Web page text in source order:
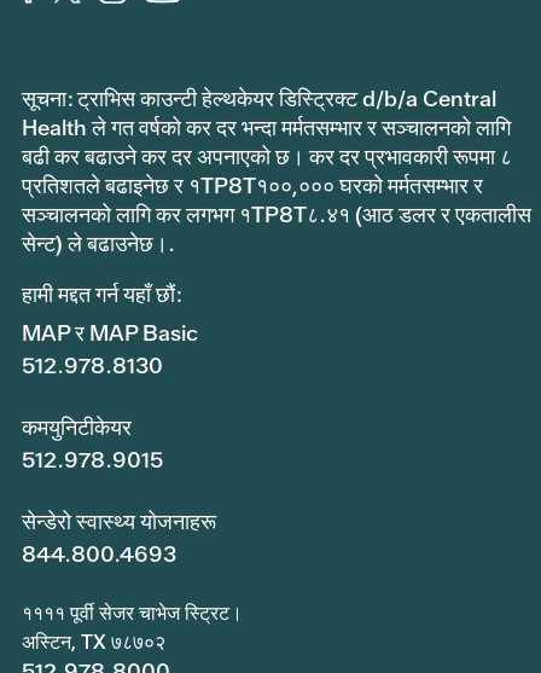
सूचना: ट्राभिस काउन्टी हेल्थकेयर डिस्ट्रिक्ट d/b/a Central
Health ले गत वर्षको कर दर भन्दा मर्मतसम्भार र सञ्चालनको लागि
बढी कर बढाउने कर दर अपनाएको छ। कर दर प्रभावकारी रूपमा ८
प्रतिशतले बढाइनेछ र १TP8T१००,००० घरको मर्मतसम्भार र
सञ्चालनको लागि कर लगभग १TP8T८.४१ (आठ डलर र एकतालीस
सेन्ट) ले बढाउनेछ।.
हामी मद्दत गर्न यहाँ छौं:
MAP र MAP Basic
512.978.8130
कमयुनिटीकेयर
512.978.9015
सेन्डेरो स्वास्थ्य योजनाहरू
844.800.4693
११११ पूर्वी सेजर चाभेज स्ट्रिट।
अस्टिन, TX ७८७०२